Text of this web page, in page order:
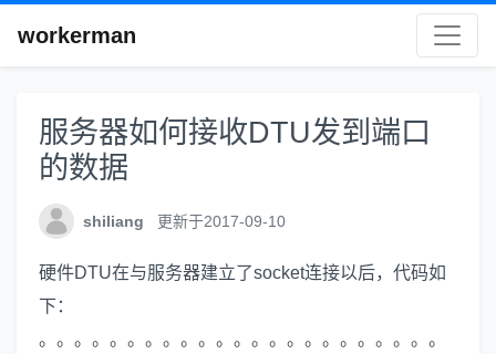
workerman
服务器如何接收DTU发到端口
的数据
shiliang 更新于2017-09-10
硬件DTU在与服务器建立了socket连接以后，代码如
下：
。。。。。。。。。。。。。。。。。。。。。。。